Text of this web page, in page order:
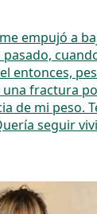
empujó a
entonces,
fractura
de mi peso.
seguir